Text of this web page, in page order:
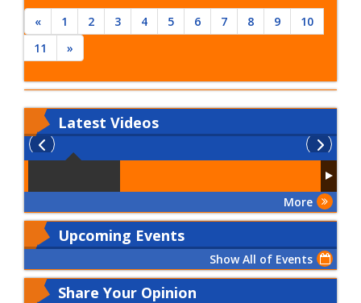
« 1 2 3 4 5 6 7 8 9
10
11
»
Latest Videos
More
Upcoming Events
Show All of Events
Share Your Opinion